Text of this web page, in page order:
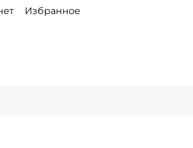
Избранное